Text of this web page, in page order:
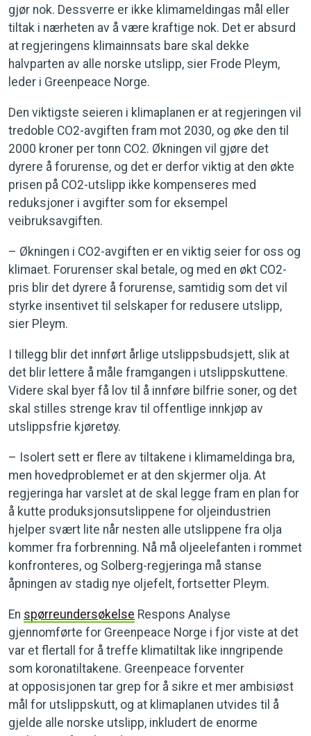
gjør nok. Dessverre er ikke klimameldingas mål eller
tiltak i nærheten av å være kraftige nok. Det er absurd
at regjeringens klimainnsats bare skal dekke
halvparten av alle norske utslipp, sier Frode Pleym,
leder i Greenpeace Norge.
Den viktigste seieren i klimaplanen er at regjeringen vil
tredoble CO2-avgiften fram mot 2030, og øke den til
2000 kroner per tonn CO2. Økningen vil gjøre det
dyrere å forurense, og det er derfor viktig at den økte
prisen på CO2-utslipp ikke kompenseres med
reduksjoner i avgifter som for eksempel
veibruksavgiften.
– Økningen i CO2-avgiften er en viktig seier for oss og
klimaet. Forurenser skal betale, og med en økt CO2-
pris blir det dyrere å forurense, samtidig som det vil
styrke insentivet til selskaper for redusere utslipp,
sier Pleym.
I tillegg blir det innført årlige utslippsbudsjett, slik at
det blir lettere å måle framgangen i utslippskuttene.
Videre skal byer få lov til å innføre bilfrie soner, og det
skal stilles strenge krav til offentlige innkjøp av
utslippsfrie kjøretøy.
– Isolert sett er flere av tiltakene i klimameldinga bra,
men hovedproblemet er at den skjermer olja. At
regjeringa har varslet at de skal legge fram en plan for
å kutte produksjonsutslippene for oljeindustrien
hjelper svært lite når nesten alle utslippene fra olja
kommer fra forbrenning. Nå må oljeelefanten i rommet
konfronteres, og Solberg-regjeringa må stanse
åpningen av stadig nye oljefelt, fortsetter Pleym.
En spørreundersøkelse Respons Analyse
gjennomførte for Greenpeace Norge i fjor viste at det
var et flertall for å treffe klimatiltak like inngripende
som koronatiltakene. Greenpeace forventer
at opposisjonen tar grep for å sikre et mer ambisiøst
mål for utslippskutt, og at klimaplanen utvides til å
gjelde alle norske utslipp, inkludert de enorme